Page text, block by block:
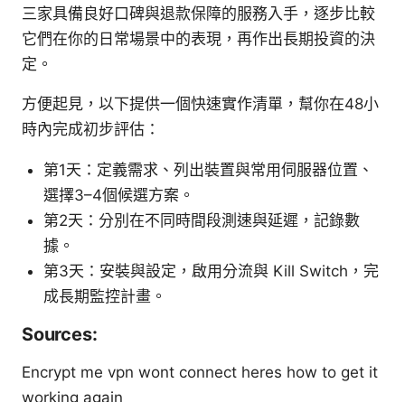
三家具備良好口碑與退款保障的服務入手，逐步比較
它們在你的日常場景中的表現，再作出長期投資的決
定。
方便起見，以下提供一個快速實作清單，幫你在48小
時內完成初步評估：
第1天：定義需求、列出裝置與常用伺服器位置、
選擇3–4個候選方案。
第2天：分別在不同時間段測速與延遲，記錄數
據。
第3天：安裝與設定，啟用分流與 Kill Switch，完
成長期監控計畫。
Sources:
Encrypt me vpn wont connect heres how to get it
working again